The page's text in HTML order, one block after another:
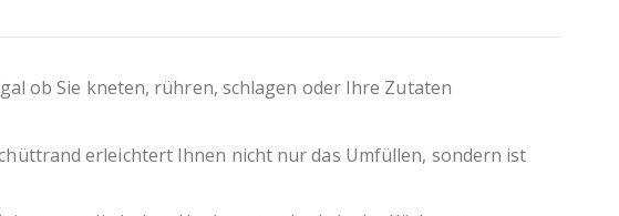
ob Sie kneten, rühren, schlagen oder Ihre Zutaten
erleichtert Ihnen nicht nur das Umfüllen, sondern ist